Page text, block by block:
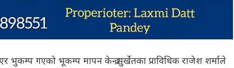
भुकम्प गएको भूकम्प मापन केन्द्र सुर्खेतका प्राविधिक राजेश शर्माले